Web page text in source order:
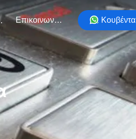
Επικοινωνήστε Μαζί Μας Κουβέντα